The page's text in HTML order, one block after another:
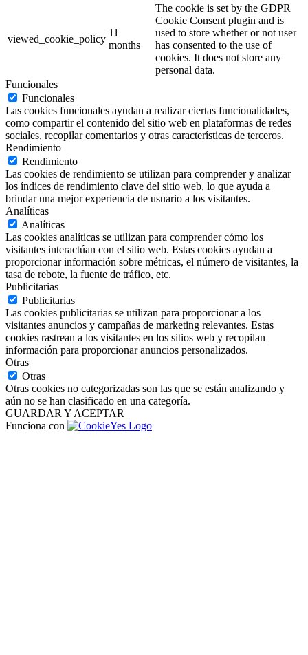
viewed_cookie_policy
11
months
The cookie is set by the GDPR
Cookie Consent plugin and is
used to store whether or not user
has consented to the use of
cookies. It does not store any
personal data.
Funcionales
Funcionales
Las cookies funcionales ayudan a realizar ciertas funcionalidades,
como compartir el contenido del sitio web en plataformas de redes
sociales, recopilar comentarios y otras características de terceros.
Rendimiento
Rendimiento
Las cookies de rendimiento se utilizan para comprender y analizar
los índices de rendimiento clave del sitio web, lo que ayuda a
brindar una mejor experiencia de usuario a los visitantes.
Analíticas
Analíticas
Las cookies analíticas se utilizan para comprender cómo los
visitantes interactúan con el sitio web. Estas cookies ayudan a
proporcionar información sobre métricas, el número de visitantes, la
tasa de rebote, la fuente de tráfico, etc.
Publicitarias
Publicitarias
Las cookies publicitarias se utilizan para proporcionar a los
visitantes anuncios y campañas de marketing relevantes. Estas
cookies rastrean a los visitantes en los sitios web y recopilan
información para proporcionar anuncios personalizados.
Otras
Otras
Otras cookies no categorizadas son las que se están analizando y
aún no se han clasificado en una categoría.
GUARDAR Y ACEPTAR
Funciona con